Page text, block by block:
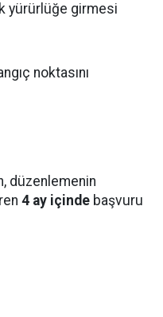
yürürlüğe girmesi
noktasını
düzenlemenin
4 ay içinde başvuru